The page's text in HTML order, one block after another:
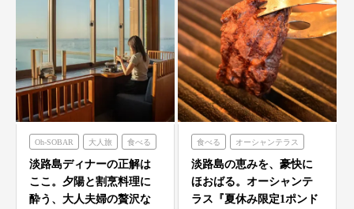
Oh-SOBAR 大人旅 食べる
青海波
淡路島ディナーの正解は
ここ。夕陽と割烹料理に
酔う、大人夫婦の贅沢な
食べる オーシャンテラス
淡路島の恵みを、豪快に
ほおばる。オーシャンテ
ラス『夏休み限定1ポンド